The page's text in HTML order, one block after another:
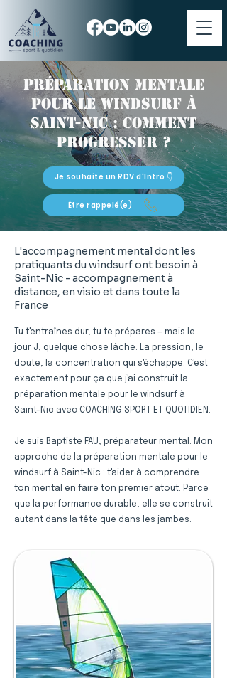
Préparation mentale
pour le windsurf à
Saint-Nic : comment
progresser ?
Je souhaite un RDV d'Intro 👇
Être rappelé(e)
L'accompagnement mental dont les
pratiquants du windsurf ont besoin à
Saint-Nic - accompagnement à
distance, en visio et dans toute la
France
Tu t'entraînes dur, tu te prépares — mais le
jour J, quelque chose lâche. La pression, le
doute, la concentration qui s'échappe. C'est
exactement pour ça que j'ai construit la
préparation mentale pour le windsurf à
Saint-Nic avec COACHING SPORT ET QUOTIDIEN.
Je suis Baptiste FAU, préparateur mental. Mon
approche de la préparation mentale pour le
windsurf à Saint-Nic : t'aider à comprendre
ton mental en faire ton premier atout. Parce
que la performance durable, elle se construit
autant dans la tête que dans les jambes.